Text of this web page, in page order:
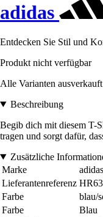
adidas
Entdecken Sie Stil und
Produkt nicht verfügbar
Alle Varianten ausverkauft
Beschreibung
Begib dich mit diesem T-
tragen und sorgt dafür,
Zusätzliche
Marke
adidas
Lieferantenreferenz
Farbe
blau/
Farbe
Blau